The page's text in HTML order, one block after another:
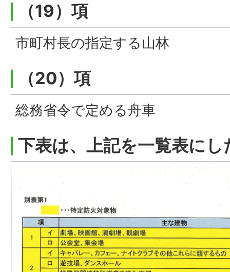
（19）項
市町村長の指定する山林
（20）項
総務省令で定める舟車
下表は、上記を一覧表に